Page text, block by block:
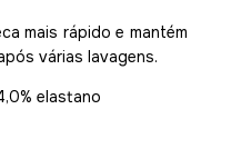
mais rápido e mantém
várias lavagens.
elastano